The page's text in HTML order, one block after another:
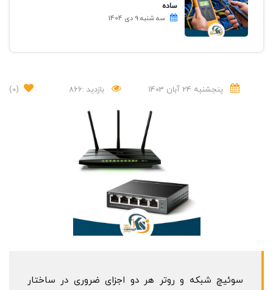
ساده
سه شنبه 9 دی 1404
پنجشنبه 24 آبان 1403 (0) بازدید :866
سوئیچ شبکه و روتر هر دو اجزای ضروری در ساختار